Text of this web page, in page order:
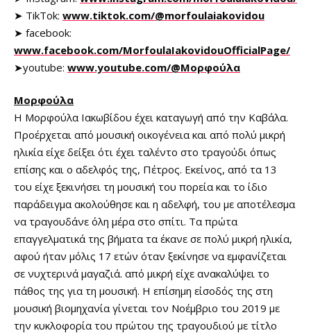
➤ TikTok: www.tiktok.com/@morfoulaiakovidou
➤ facebook:
www.facebook.com/MorfoulaIakovidouOfficialPage/
➤youtube: www.youtube.com/@Μορφούλα
Μορφούλα
Η Μορφούλα Ιακωβίδου έχει καταγωγή από την Καβάλα.
Προέρχεται από μουσική οικογένεια και από πολύ μικρή
ηλικία είχε δείξει ότι έχει ταλέντο στο τραγούδι όπως
επίσης και ο αδελφός της, Πέτρος. Εκείνος, από τα 13
του είχε ξεκινήσει τη μουσική του πορεία και το ίδιο
παράδειγμα ακολούθησε και η αδελφή, του με αποτέλεσμα
να τραγουδάνε όλη μέρα στο σπίτι. Τα πρώτα
επαγγελματικά της βήματα τα έκανε σε πολύ μικρή ηλικία,
αφού ήταν μόλις 17 ετών όταν ξεκίνησε να εμφανίζεται
σε νυχτερινά μαγαζιά. από μικρή είχε ανακαλύψει το
πάθος της για τη μουσική. Η επίσημη είσοδός της στη
μουσική βιομηχανία γίνεται τον Νοέμβριο του 2019 με
την κυκλοφορία του πρώτου της τραγουδιού με τίτλο